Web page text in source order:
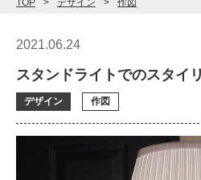
TOP デザイン 作図
2021.06.24
スタンドライトでのスタイ
デザイン 作図